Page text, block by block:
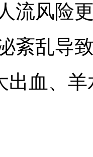
流风险
紊乱导
出血、